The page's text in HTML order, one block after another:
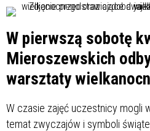
W pierwszą sobotę
Mieroszewskich
warsztaty
W czasie zajęć uczestnicy mogli
temat zwyczajów i symboli